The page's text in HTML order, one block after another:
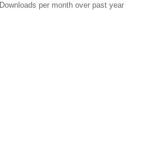
Downloads per month over past year